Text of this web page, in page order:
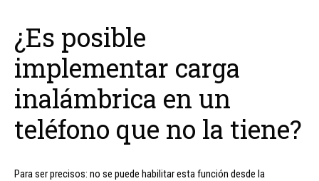
¿Es posible
implementar carga
inalámbrica en un
teléfono que no la tiene?
Para ser precisos: no se puede habilitar esta función desde la